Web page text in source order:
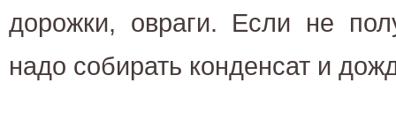
дорожки, овраги. Если не
надо собирать конденсат и